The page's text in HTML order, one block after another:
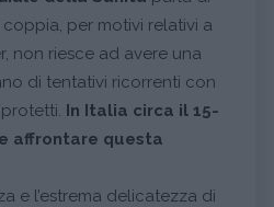
per motivi relativi a
non riesce ad avere una
di tentativi ricorrenti con
In Italia circa il 15-
affrontare questa
e l’estrema delicatezza di